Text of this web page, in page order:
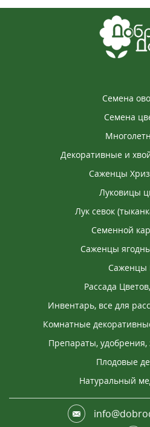
Семена
Семена
Декоративные и
Саженцы
Луковицы
Лук севок
Семенной
Саженцы
Саженцы
Рассада
Инвентарь, все для
Комнатные
Препараты,
Плодовые
Натуральный